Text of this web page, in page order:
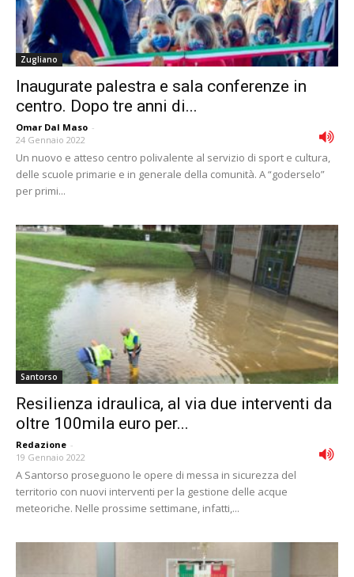
Zugliano
Inaugurate palestra e sala conferenze in
centro. Dopo tre anni di...
Omar Dal Maso -
24 Gennaio 2022
Un nuovo e atteso centro polivalente al servizio di sport e cultura,
delle scuole primarie e in generale della comunità. A “goderselo”
per primi...
Santorso
Resilienza idraulica, al via due interventi da
oltre 100mila euro per...
Redazione -
19 Gennaio 2022
A Santorso proseguono le opere di messa in sicurezza del
territorio con nuovi interventi per la gestione delle acque
meteoriche. Nelle prossime settimane, infatti,...